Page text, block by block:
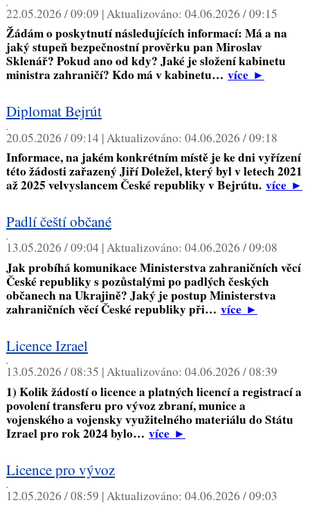
22.05.2026 / 09:09 | Aktualizováno: 04.06.2026 / 09:15
Žádám o poskytnutí následujících informací: Má a na
jaký stupeň bezpečnostní prověrku pan Miroslav
Sklenář? Pokud ano od kdy? Jaké je složení kabinetu
ministra zahraničí? Kdo má v kabinetu… více►
Diplomat Bejrút
20.05.2026 / 09:14 | Aktualizováno: 04.06.2026 / 09:18
Informace, na jakém konkrétním místě je ke dni vyřízení
této žádosti zařazený Jiří Doležel, který byl v letech 2021
až 2025 velvyslancem České republiky v Bejrútu. více►
Padlí čeští občané
,
13.05.2026 / 09:04 |Aktualizováno: 04.06.2026 / 09:08
Jak probíhá komunikace Ministerstva zahraničních věcí
České republiky s pozůstalými po padlých českých
občanech na Ukrajině? Jaký je postup Ministerstva
zahraničních věcí České republiky při… více►
Licence Izrael
,
13.05.2026 / 08:35 |Aktualizováno: 04.06.2026 / 08:39
1) Kolik žádostí o licence a platných licencí a registrací a
povolení transferu pro vývoz zbraní, munice a
vojenského a vojensky využitelného materiálu do Státu
Izrael pro rok 2024 bylo… více►
Licence pro vývoz
,
12.05.2026 / 08:59 |Aktualizováno: 04.06.2026 / 09:03